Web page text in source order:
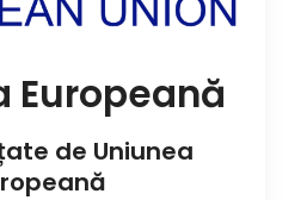
Europeană
de Uniunea